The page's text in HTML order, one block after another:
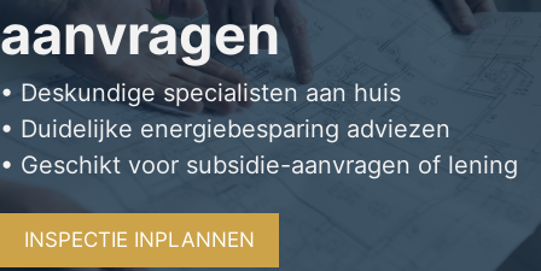
aanvragen
• Deskundige specialisten aan huis
• Duidelijke energiebesparing adviezen
• Geschikt voor subsidie-aanvragen of lening
INSPECTIE INPLANNEN